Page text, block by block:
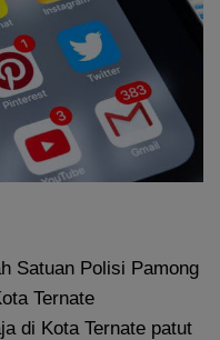
Satuan Polisi Pamong
Ternate
di Kota Ternate patut